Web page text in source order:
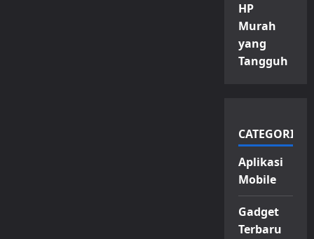
HP
Murah
yang
Tangguh
CATEGORIES
Aplikasi
Mobile
Gadget
Terbaru